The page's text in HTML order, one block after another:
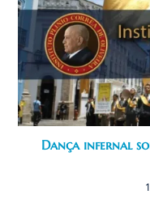
Dança infernal